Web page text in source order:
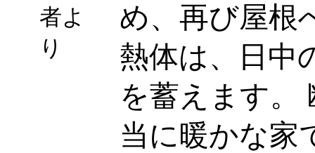
者よ
り
め、再び屋根
熱体は、日中
を蓄えます。
当に暖かな